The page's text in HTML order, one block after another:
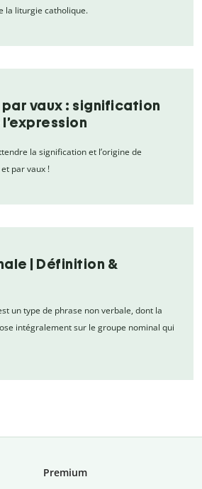
la liturgie catholique.
vaux : signification
la signification et l’origine de
par vaux !
| Définition &
un type de phrase non verbale, dont la
intégralement sur le groupe nominal qui
Premium